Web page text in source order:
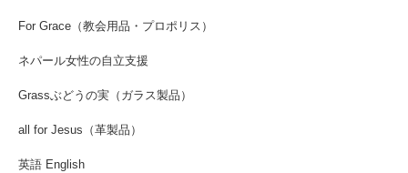
For Grace（教会用品・プロポリス）
ネパール女性の自立支援
Grassぶどうの実（ガラス製品）
all for Jesus（革製品）
英語 English